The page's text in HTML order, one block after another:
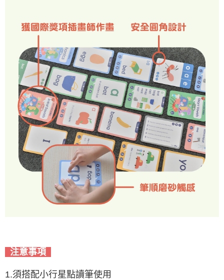
注意事項
1.須搭配小行星點讀筆使用